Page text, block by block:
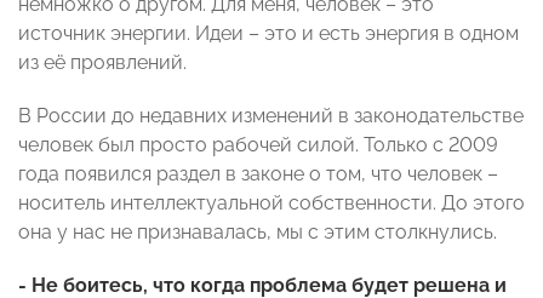
источник энергии. Идеи – это и есть энергия в одном
из её проявлений.
В России до недавних изменений в законодательстве
человек был просто рабочей силой. Только с 2009
года появился раздел в законе о том, что человек –
носитель интеллектуальной собственности. До этого
она у нас не признавалась, мы с этим столкнулись.
- Не боитесь, что когда проблема будет решена и